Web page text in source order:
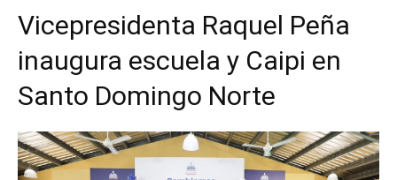
Vicepresidenta Raquel Peña
inaugura escuela y Caipi en
Santo Domingo Norte